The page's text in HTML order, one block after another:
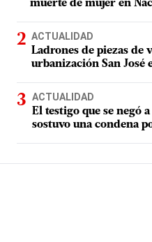
muerte de mujer en
ACTUALIDAD
Ladrones de piezas de
urbanización San José
ACTUALIDAD
El testigo que se negó
sostuvo una condena